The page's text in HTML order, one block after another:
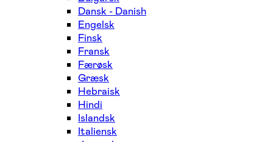
Dansk - Danish
Engelsk
Finsk
Fransk
Færøsk
Græsk
Hebraisk
Hindi
Islandsk
Italiensk